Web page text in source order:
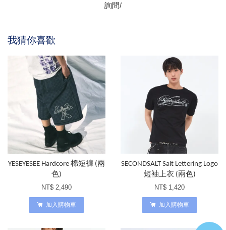
詢問/
我猜你喜歡
YESEYESEE Hardcore 棉短褲 (兩
色)
NT$ 2,490
加入購物車
SECONDSALT Salt Lettering Logo
短袖上衣 (兩色)
NT$ 1,420
加入購物車